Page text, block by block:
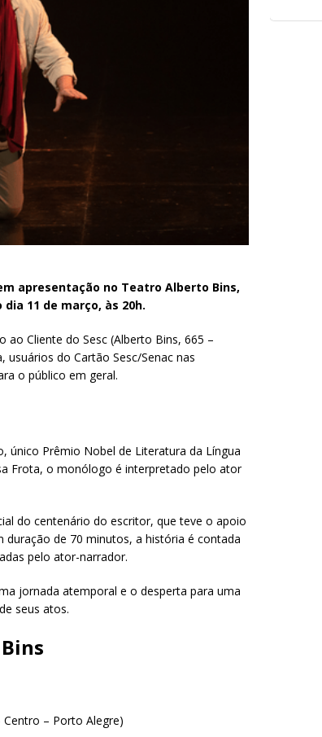
apresentação no Teatro Alberto Bins,
11 de março, às 20h.
ao Cliente do Sesc (Alberto Bins, 665 –
do Cartão Sesc/Senac nas
o público em geral.
único Prêmio Nobel de Literatura da Língua
Frota, o monólogo é interpretado pelo ator
do centenário do escritor, que teve o apoio
duração de 70 minutos, a história é contada
pelo ator-narrador.
jornada atemporal e o desperta para uma
seus atos.
– Porto Alegre)